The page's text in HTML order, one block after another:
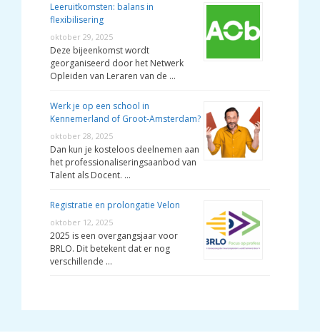
Leeruitkomsten: balans in
flexibilisering
oktober 29, 2025
Deze bijeenkomst wordt
georganiseerd door het Netwerk
Opleiden van Leraren van de …
Werk je op een school in
Kennemerland of Groot-Amsterdam?
oktober 28, 2025
Dan kun je kosteloos deelnemen aan
het professionaliseringsaanbod van
Talent als Docent. …
Registratie en prolongatie Velon
oktober 12, 2025
2025 is een overgangsjaar voor
BRLO. Dit betekent dat er nog
verschillende …